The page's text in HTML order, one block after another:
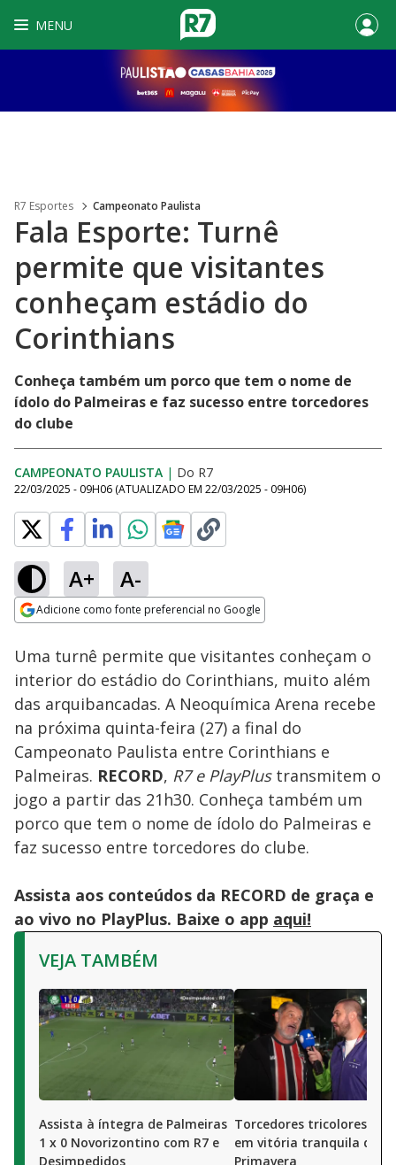
MENU
R7 Esportes Campeonato Paulista
Fala Esporte: Turnê
permite que visitantes
conheçam estádio do
Corinthians
Conheça também um porco que tem o nome de
ídolo do Palmeiras e faz sucesso entre torcedores
do clube
CAMPEONATO PAULISTA | Do R7
22/03/2025 - 09H06 (ATUALIZADO EM 22/03/2025 - 09H06)
A+ A-
Adicione como fonte preferencial no Google
Ativar
Loaded :
16.25%
Uma turnê permite que visitantes conheçam o
interior do estádio do Corinthians, muito além
das arquibancadas. A Neoquímica Arena recebe
na próxima quinta-feira (27) a final do
Campeonato Paulista entre Corinthians e
Palmeiras. RECORD, R7 e PlayPlustransmitem o
jogo a partir das 21h30. Conheça também um
porco que tem o nome de ídolo do Palmeiras e
faz sucesso entre torcedores do clube.
Assista aos conteúdos da RECORD de graça e
ao vivo no PlayPlus. Baixe o app aqui!
VEJA TAMBÉM
Assista à íntegra de Palmeiras
1 x 0 Novorizontino com R7 e
Desimpedidos
Torcedores tricolores
em vitória tranquila
Primavera